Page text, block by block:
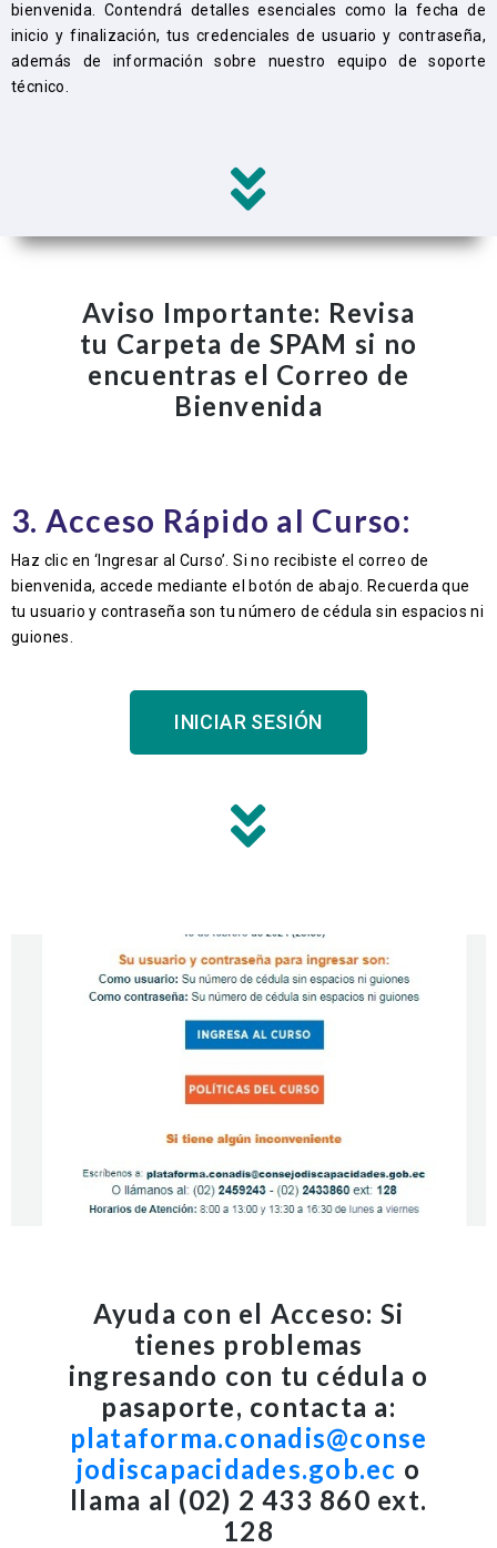
bienvenida. Contendrá detalles esenciales como la fecha de
inicio y finalización, tus credenciales de usuario y contraseña,
además de información sobre nuestro equipo de soporte
técnico.
Aviso Importante: Revisa
tu Carpeta de SPAM si no
encuentras el Correo de
Bienvenida
3. Acceso Rápido al Curso:
Haz clic en ‘Ingresar al Curso’. Si no recibiste el correo de
bienvenida, accede mediante el botón de abajo. Recuerda que
tu usuario y contraseña son tu número de cédula sin espacios ni
guiones.
INICIAR SESIÓN
Ayuda con el Acceso: Si
tienes problemas
ingresando con tu cédula o
pasaporte, contacta a:
plataforma.conadis@conse
jodiscapacidades.gob.ec o
llama al (02) 2 433 860 ext.
128